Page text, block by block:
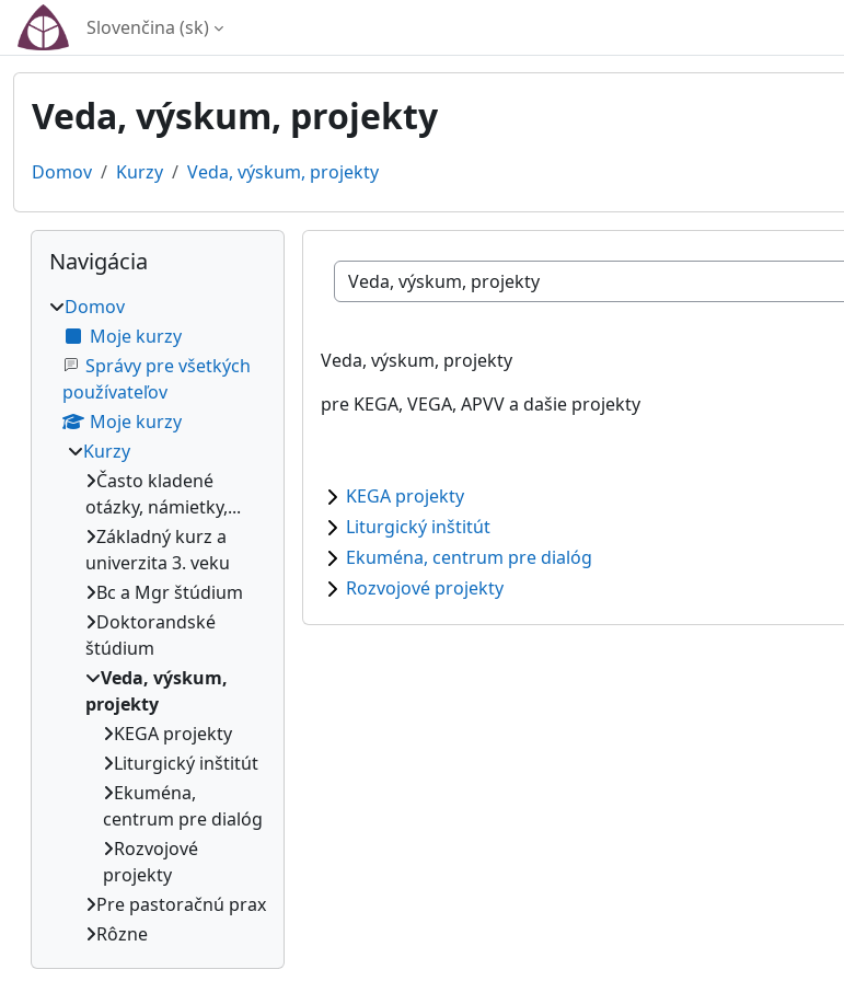
Preskočiť na hlavný obsah
Slovenčina ‎(sk)‎
Veda, výskum, projekty
Domov Kurzy Veda, výskum, projekty
Kategórie kurzov
Veda, výskum, projekty
pre KEGA, VEGA, APVV a dašie projekty
KEGA projekty
Liturgický inštitút
Ekuména, centrum pre dialóg
Rozvojové projekty
Bloky
Preskočiť Navigácia
Navigácia
Domov
Moje kurzy
Správy pre všetkých
používateľov
Moje kurzy
Kurzy
Často kladené
otázky, námietky,...
Základný kurz a
univerzita 3. veku
Bc a Mgr štúdium
Doktorandské
štúdium
Veda, výskum,
projekty
KEGA projekty
Liturgický inštitút
Ekuména,
centrum pre dialóg
Rozvojové
projekty
Pre pastoračnú prax
Rôzne